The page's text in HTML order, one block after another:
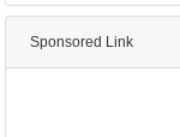
Sponsored Link